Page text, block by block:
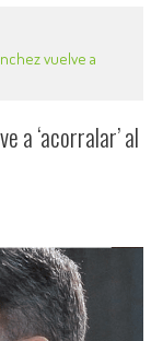
vuelve a
a ‘acorralar’ al